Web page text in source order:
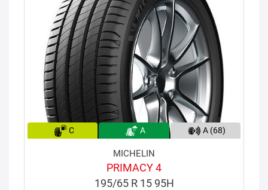
C A A (68)
MICHELIN
PRIMACY 4
195/65 R 15 95H